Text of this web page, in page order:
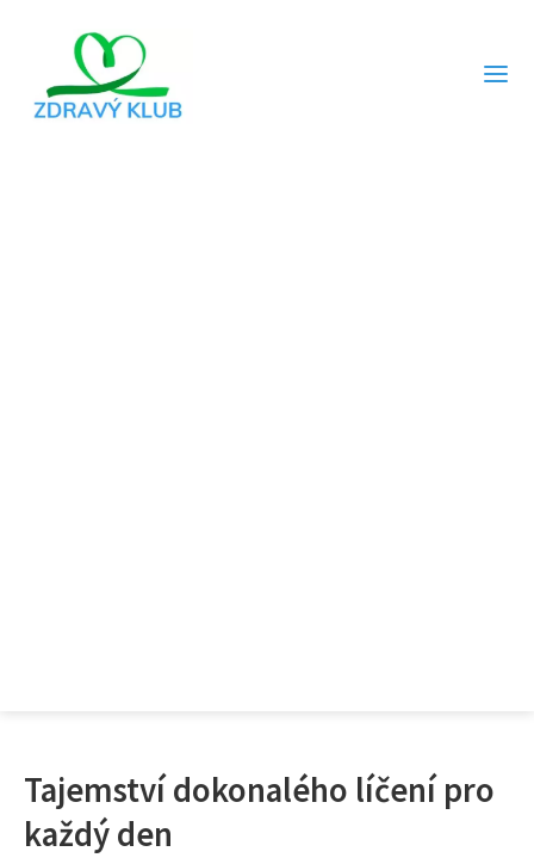
Tajemství dokonalého líčení pro
každý den